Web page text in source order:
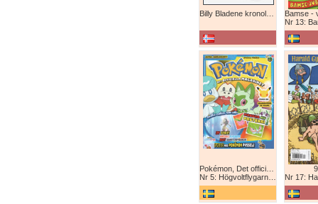
Nr 13: Bamse-
Nr 5: Högvoltflygarna mot Svart Rayquaza!
Nr 17: Harald